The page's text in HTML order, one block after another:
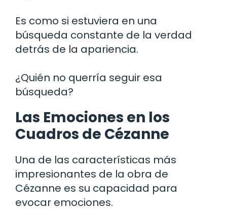
Es como si estuviera en una
búsqueda constante de la verdad
detrás de la apariencia.
¿Quién no querría seguir esa
búsqueda?
Las Emociones en los
Cuadros de Cézanne
Una de las características más
impresionantes de la obra de
Cézanne es su capacidad para
evocar emociones.